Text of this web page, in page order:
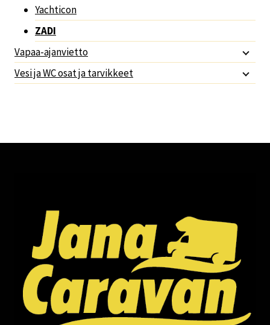
Yachticon
ZADI
Vapaa-ajanvietto
Vesi ja WC osat ja tarvikkeet